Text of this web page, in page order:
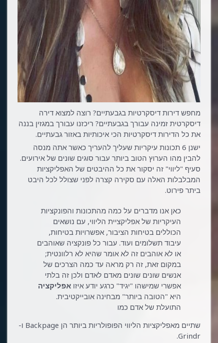
מחפש דירות דיסקרטיות בגבעתיים? רוצה למצוא דירה
דיסקרטית זמינה עבורך בגבעתיים? ריכזנו עבורך במגזין בננה
את כל הדירות דיסקרטיות הכי איכותיות באזור גבעתיים.
ישנן 6 תכונות עיקריות שעליך להעריך כאשר אתה מנסה
להבין מהו הערוץ הטוב ביותר עבור סוגים שונים של אירועים.
סעיף "ליווי" זה יסקור את כל ההיבטים של האפליקציות
המבלבלות האלה עם סקירה קצרה לפני שצולל לכל היבט
ביתר פירוט.
כאן אנו מדברים על כמה מהתכונות והפונקציות
העיקריות של אפליקציית הליווי, עם נושאים
הכוללים בטיחות הציבור, אפשרויות בטיחות,
עיבוד תשלומים ועוד. עבור כל פונקציה שאוהבים
או לא אוהבים זה לא אומר שהיא לא רלוונטית;
במקום זאת, זה רק מראה עד כמה הצרכים של
אנשים שונים שונים מאדם לאדם ולכן זה בלתי
אפשרי שמישהו "יגיד" כרגע יודע איזו אפליקציה
היא "הטובה ביותר" מבחינה אובייקטיבית.
התועלת של אדם כמו
שתיים מאפליקציות הליווי הפופולריות ביותר הן Backpage ו-
Grindr.